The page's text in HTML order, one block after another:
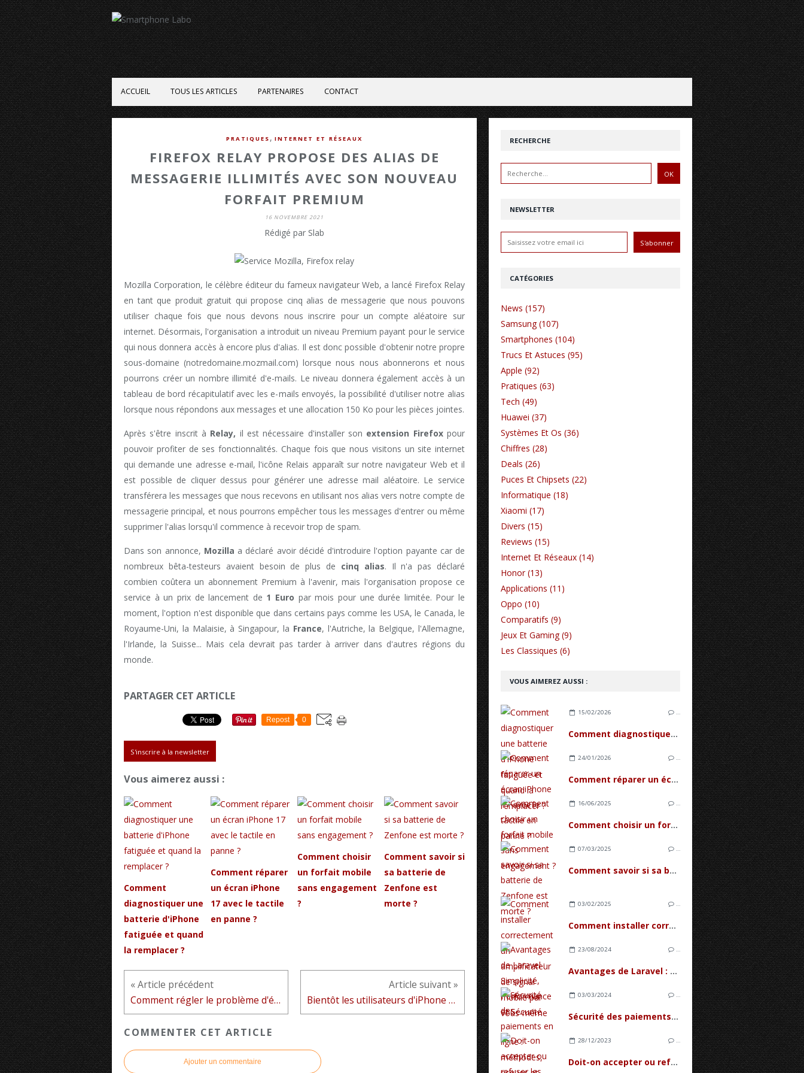
ACCUEIL TOUS LES ARTICLES PARTENAIRES CONTACT
PRATIQUES , INTERNET ET RÉSEAUX
FIREFOX RELAY PROPOSE DES ALIAS DE
MESSAGERIE ILLIMITÉS AVEC SON NOUVEAU
FORFAIT PREMIUM
16 NOVEMBRE 2021
Rédigé par Slab
Mozilla Corporation, le célèbre éditeur du fameux navigateur Web, a lancé Firefox Relay
en tant que produit gratuit qui propose cinq alias de messagerie que nous pouvons
utiliser chaque fois que nous devons nous inscrire pour un compte aléatoire sur
internet. Désormais, l'organisation a introduit un niveau Premium payant pour le service
qui nous donnera accès à encore plus d'alias. Il est donc possible d'obtenir notre propre
sous-domaine (notredomaine.mozmail.com) lorsque nous nous abonnerons et nous
pourrons créer un nombre illimité d'e-mails. Le niveau donnera également accès à un
tableau de bord récapitulatif avec les e-mails envoyés, la possibilité d'utiliser notre alias
lorsque nous répondons aux messages et une allocation 150 Ko pour les pièces jointes.
Après s'être inscrit à Relay, il est nécessaire d'installer son extension Firefoxpour
pouvoir profiter de ses fonctionnalités. Chaque fois que nous visitons un site internet
qui demande une adresse e-mail, l'icône Relais apparaît sur notre navigateur Web et il
est possible de cliquer dessus pour générer une adresse mail aléatoire. Le service
transférera les messages que nous recevons en utilisant nos alias vers notre compte de
messagerie principal, et nous pourrons empêcher tous les messages d'entrer ou même
supprimer l'alias lorsqu'il commence à recevoir trop de spam.
Dans son annonce, Mozilla a déclaré avoir décidé d'introduire l'option payante car de
nombreux bêta-testeurs avaient besoin de plus de cinq alias. Il n'a pas déclaré
combien coûtera un abonnement Premium à l'avenir, mais l'organisation propose ce
service à un prix de lancement de 1 Euro par mois pour une durée limitée. Pour le
moment, l'option n'est disponible que dans certains pays comme les USA, le Canada, le
Royaume-Uni, la Malaisie, à Singapour, la France, l'Autriche, la Belgique, l'Allemagne,
l'Irlande, la Suisse... Mais cela devrait pas tarder à arriver dans d'autres régions du
monde.
PARTAGER CET ARTICLE
Repost 0
S'inscrire à la newsletter
Vous aimerez aussi :
Comment
diagnostiquer une
batterie d'iPhone
fatiguée et quand
la remplacer ?
Comment réparer
un écran iPhone
17 avec le tactile
en panne ?
Comment choisir
un forfait mobile
sans engagement
?
Comment savoir si
sa batterie de
Zenfone est
morte ?
« Article précédent
Comment régler le problème d'écran qui reste noir sur Oppo Reno 4
Article suivant »
Bientôt les utilisateurs d'iPhone pourront réparer leurs Smartphones à la maison
COMMENTER CET ARTICLE
Ajouter un commentaire
NEWSLETTER
RECHERCHE
VOUS AIMEREZ AUSSI :
15/02/2026 …
Comment diagnostiquer une batterie d'iPhone fatiguée et quand la remplacer ?
24/01/2026 …
Comment réparer un écran iPhone 17 avec le tactile en panne ?
16/06/2025 …
Comment choisir un forfait mobile sans engagement ?
07/03/2025 …
Comment savoir si sa batterie de Zenfone est morte ?
03/02/2025 …
Comment installer correctement un amplificateur de signal mobile par vous-même
23/08/2024 …
Avantages de Laravel : Simplicité, Performance et Sécurité
03/03/2024 …
Sécurité des paiements en ligne : méthodes, risques et prévention
28/12/2023 …
Doit-on accepter ou refuser les cookies ?
CATÉGORIES
News (157)
Samsung (107)
Smartphones (104)
Trucs Et Astuces (95)
Apple (92)
Pratiques (63)
Tech (49)
Huawei (37)
Systèmes Et Os (36)
Chiffres (28)
Deals (26)
Puces Et Chipsets (22)
Informatique (18)
Xiaomi (17)
Divers (15)
Reviews (15)
Internet Et Réseaux (14)
Honor (13)
Applications (11)
Oppo (10)
Comparatifs (9)
Jeux Et Gaming (9)
Les Classiques (6)